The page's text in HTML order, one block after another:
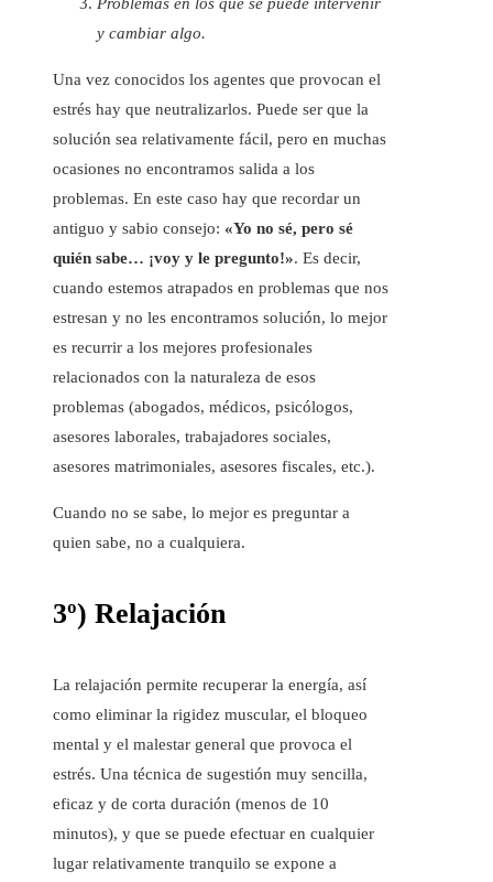
y cambiar algo.
Una vez conocidos los agentes que provocan el
estrés hay que neutralizarlos. Puede ser que la
solución sea relativamente fácil, pero en muchas
ocasiones no encontramos salida a los
problemas. En este caso hay que recordar un
antiguo y sabio consejo: «Yo no sé, pero sé
quién sabe… ¡voy y le pregunto!». Es decir,
cuando estemos atrapados en problemas que nos
estresan y no les encontramos solución, lo mejor
es recurrir a los mejores profesionales
relacionados con la naturaleza de esos
problemas (abogados, médicos, psicólogos,
asesores laborales, trabajadores sociales,
asesores matrimoniales, asesores fiscales, etc.).
Cuando no se sabe, lo mejor es preguntar a
quien sabe, no a cualquiera.
3º) Relajación
La relajación permite recuperar la energía, así
como eliminar la rigidez muscular, el bloqueo
mental y el malestar general que provoca el
estrés. Una técnica de sugestión muy sencilla,
eficaz y de corta duración (menos de 10
minutos), y que se puede efectuar en cualquier
lugar relativamente tranquilo se expone a